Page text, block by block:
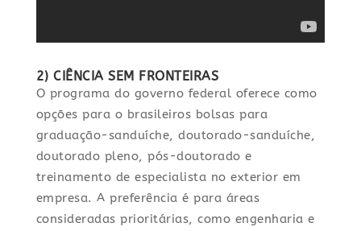
2) CIÊNCIA SEM FRONTEIRAS
O programa do governo federal oferece como
opções para o brasileiros bolsas para
graduação-sanduíche, doutorado-sanduíche,
doutorado pleno, pós-doutorado e
treinamento de especialista no exterior em
empresa. A preferência é para áreas
consideradas prioritárias, como engenharia e